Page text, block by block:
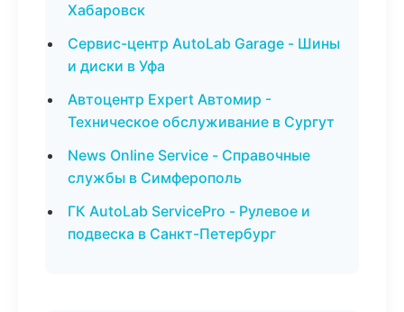
Хабаровск
Сервис-центр AutoLab Garage - Шины
и диски в Уфа
Автоцентр Expert Автомир -
Техническое обслуживание в Сургут
News Online Service - Справочные
службы в Симферополь
ГК AutoLab ServicePro - Рулевое и
подвеска в Санкт-Петербург